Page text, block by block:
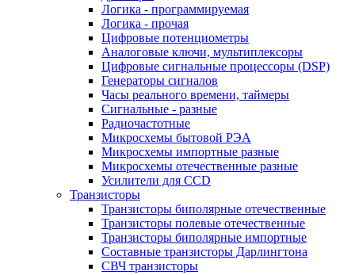
Логика - программируемая
Логика - прочая
Цифровые потенциометры
Аналоговые ключи, мультиплексоры
Цифровые сигнальные процессоры (DSP)
Генераторы сигналов
Часы реального времени, таймеры
Сигнальные - разные
Радиочастотные
Микросхемы бытовой РЭА
Микросхемы импортные разные
Микросхемы отечественные разные
Усилители для CCD
Транзисторы
Транзисторы биполярные отечественные
Транзисторы полевые отечественные
Транзисторы биполярные импортные
Составные транзисторы Дарлингтона
СВЧ транзисторы